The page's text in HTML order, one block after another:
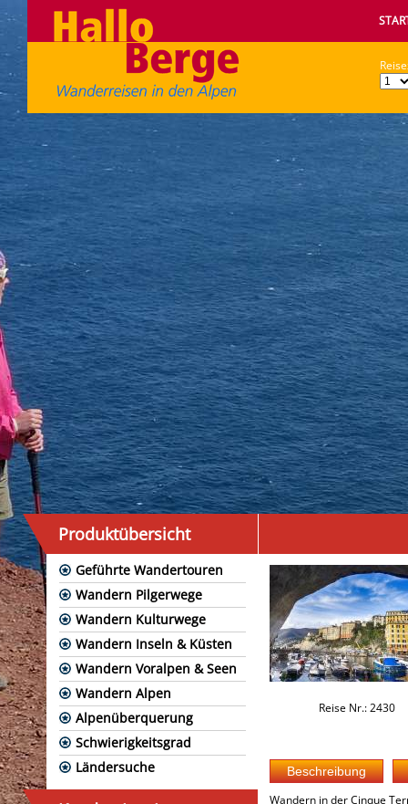
Produktübersicht
Geführte Wandertouren
Wandern Pilgerwege
Wandern Kulturwege
Wandern Inseln & Küsten
Wandern Voralpen & Seen
Wandern Alpen
Alpenüberquerung
Schwierigkeitsgrad
Ländersuche
Reise Nr.: 2430
Wandern in der Cinque